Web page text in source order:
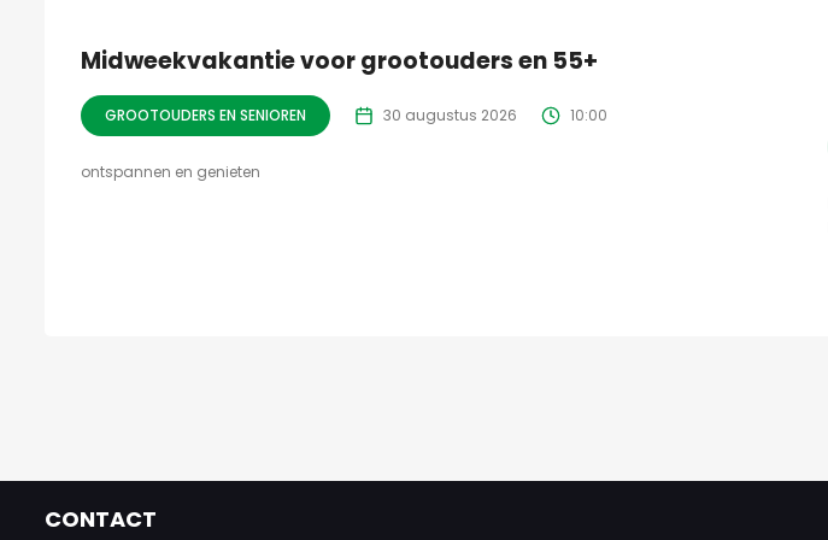
Midweekvakantie voor grootouders en 55+
GROOTOUDERS EN SENIOREN 30 augustus 2026 10:00
ontspannen en genieten
CONTACT